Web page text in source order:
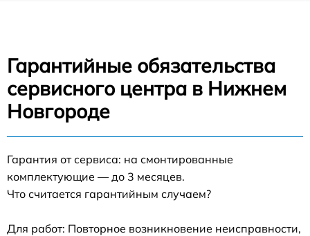
Гарантийные обязательства
сервисного центра в Нижнем
Новгороде
Гарантия от сервиса: на смонтированные
комплектующие — до 3 месяцев.
Что считается гарантийным случаем?
Для работ: Повторное возникновение неисправности,